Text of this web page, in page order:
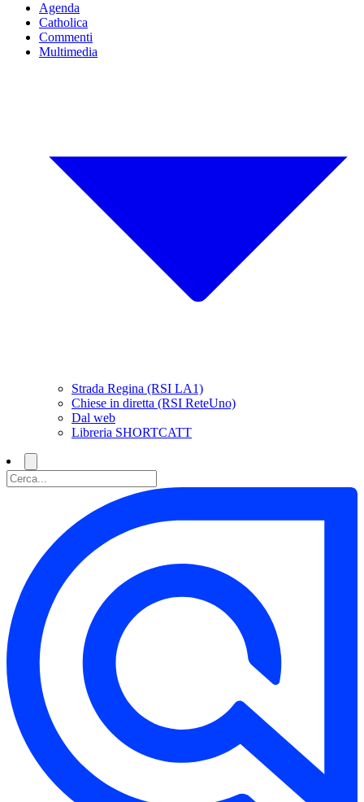
Agenda
Catholica
Commenti
Multimedia
Strada Regina (RSI LA1)
Chiese in diretta (RSI ReteUno)
Dal web
Libreria SHORTCATT